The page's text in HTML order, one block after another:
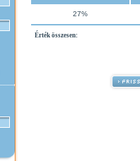
27%
Érték összesen: